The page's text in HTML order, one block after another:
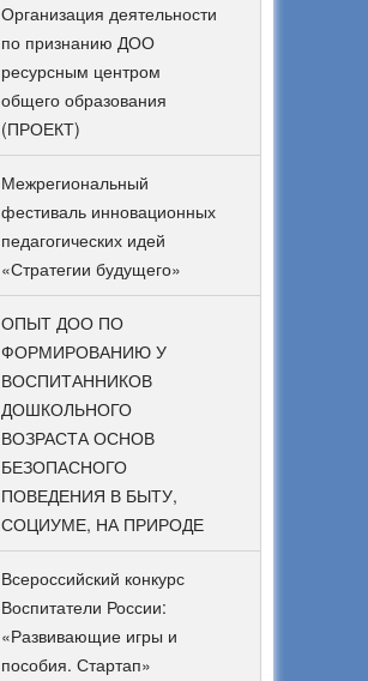
Организация деятельности
по признанию ДОО
ресурсным центром
общего образования
(ПРОЕКТ)
Межрегиональный
фестиваль инновационных
педагогических идей
«Стратегии будущего»
ОПЫТ ДОО ПО
ФОРМИРОВАНИЮ У
ВОСПИТАННИКОВ
ДОШКОЛЬНОГО
ВОЗРАСТА ОСНОВ
БЕЗОПАСНОГО
ПОВЕДЕНИЯ В БЫТУ,
СОЦИУМЕ, НА ПРИРОДЕ
Всероссийский конкурс
Воспитатели России:
«Развивающие игры и
пособия. Стартап»